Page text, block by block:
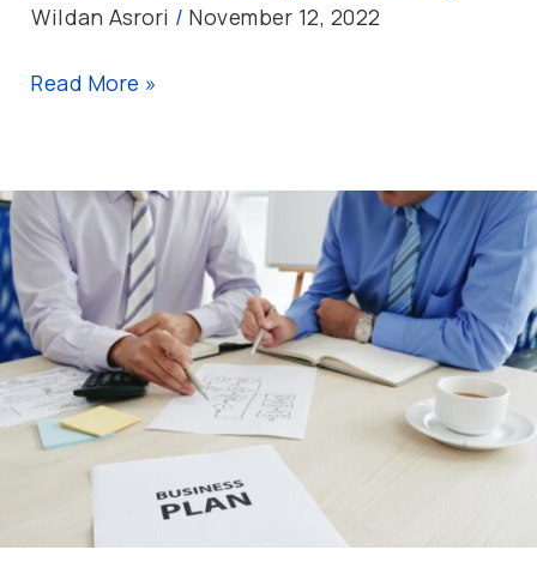
Wildan Asrori /November 12, 2022
Read More »
Cara
Membuat
dan
7+
Contoh
Proposal
Usaha/Template
Business